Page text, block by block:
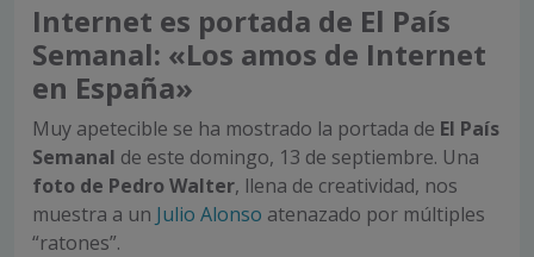
Internet es portada de El País
Semanal: «Los amos de Internet
en España»
Muy apetecible se ha mostrado la portada de El País
Semanal de este domingo, 13 de septiembre. Una
foto de Pedro Walter, llena de creatividad, nos
muestra a un Julio Alonso atenazado por múltiples
“ratones”.